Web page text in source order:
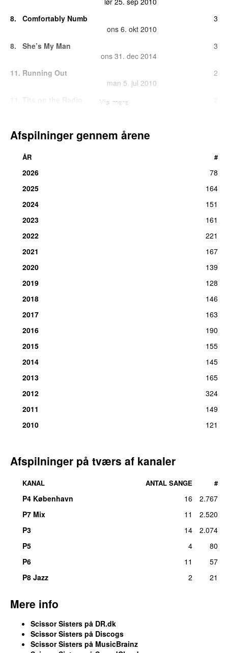
8.
Comfortably Numb
ons 6. okt 2010
3
8.
She’s My Man
ons 31. dec 2014
3
11. Running Out
man 5. jul 2010
2
søn 4. dec 2016
Mary
1
Paul McCartney
1
Vis mere
Afspilninger gennem årene
ÅR #
2026
78
2025
164
2024
151
2023
161
2022
221
2021
167
2020
139
2019
128
2018
146
2017
163
2016
190
2015
155
2014
145
2013
165
2012
324
2011
149
2010
121
Afspilninger på tværs af kanaler
KANAL ANTAL SANGE #
P4 København 16
2.767
P7 Mix
11
2.520
P3
14
2.074
P5
4
80
P6
11
57
P8 Jazz
2 21
Mere info
Scissor Sisters på DR.dk
Scissor Sisters på Discogs
Scissor Sisters på MusicBrainz